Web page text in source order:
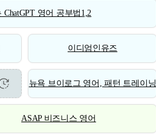
ChatGPT 영어 공부법1,2
이디엄인유즈
뉴욕 브이로그 영어, 패턴 트레이닝
ASAP 비즈니스 영어